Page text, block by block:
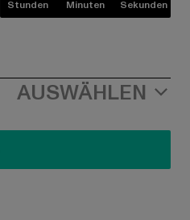
Stunden Minuten Sekunden
AUSWÄHLEN